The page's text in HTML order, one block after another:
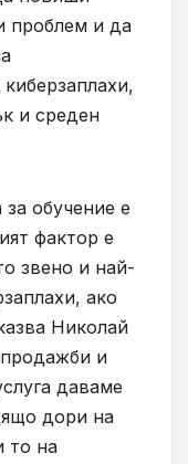
проблем и да
и среден
обучение е
фактор е
звено и най-
ако
Николай
и
даваме
дори на
то на